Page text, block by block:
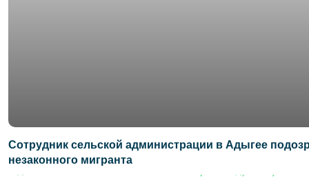
Сотрудник сельской администрации в Адыгее
незаконного мигранта